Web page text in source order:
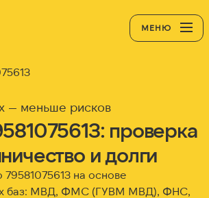
МЕНЮ
— меньше рисков
проверка
и долги
на основе
баз: МВД, ФМС (ГУВМ МВД), ФНС,